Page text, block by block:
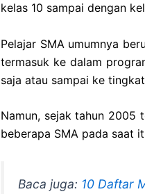
kelas 10 sampai dengan
Pelajar SMA umumnya
termasuk ke dalam
saja atau sampai ke
Namun, sejak tahun 2005
beberapa SMA pada saat
Baca juga: 10 Daftar